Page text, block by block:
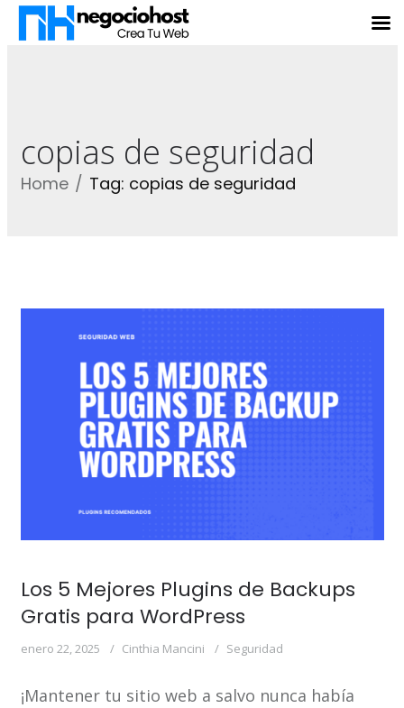
copias de seguridad
Home Tag: copias de seguridad
Los 5 Mejores Plugins de Backups
Gratis para WordPress
enero 22, 2025 Cinthia Mancini Seguridad
¡Mantener tu sitio web a salvo nunca había